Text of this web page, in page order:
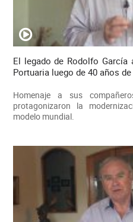
El legado de Rodolfo
Portuaria luego de 40 años
Homenaje a sus
protagonizaron la
modelo mundial.